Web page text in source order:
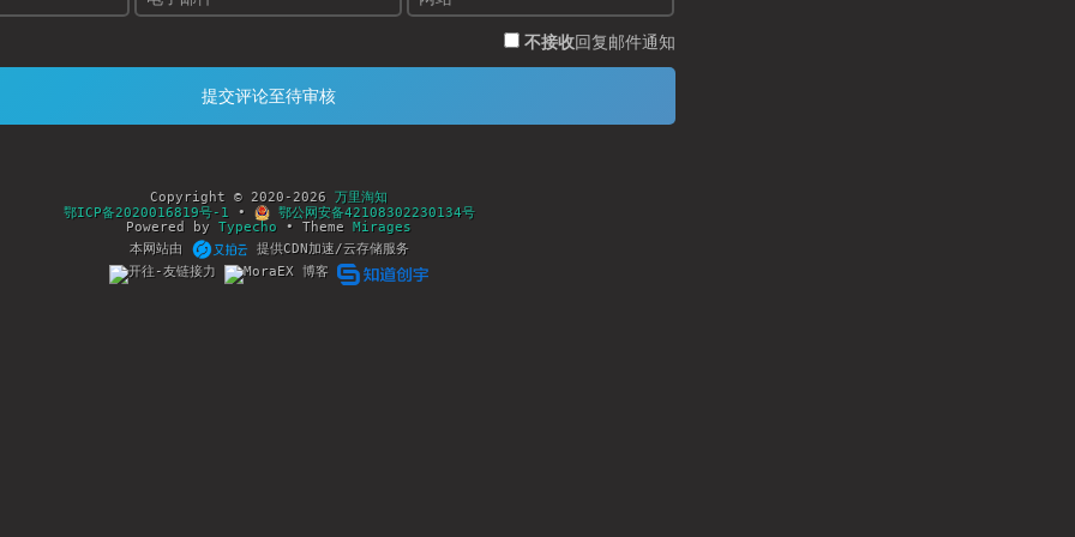
不接收回复邮件通知
Copyright © 2020-2026 万里淘知
鄂ICP备2020016819号-1 •
鄂公网安备42108302230134号
Powered by Typecho • Theme Mirages
本网站由
提供CDN加速/云存储服务